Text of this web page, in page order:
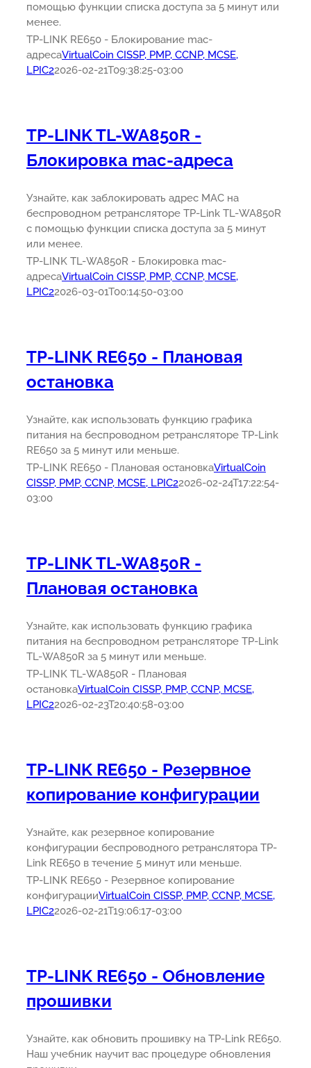
помощью функции списка доступа за 5 минут или
менее.
TP-LINK RE650 - Блокирование mac-
адресаVirtualCoin CISSP, PMP, CCNP, MCSE,
LPIC22026-02-21T09:38:25-03:00
TP-LINK TL-WA850R -
Блокировка mac-адреса
Узнайте, как заблокировать адрес MAC на
беспроводном ретрансляторе TP-Link TL-WA850R
с помощью функции списка доступа за 5 минут
или менее.
TP-LINK TL-WA850R - Блокировка mac-
адресаVirtualCoin CISSP, PMP, CCNP, MCSE,
LPIC22026-03-01T00:14:50-03:00
TP-LINK RE650 - Плановая
остановка
Узнайте, как использовать функцию графика
питания на беспроводном ретрансляторе TP-Link
RE650 за 5 минут или меньше.
TP-LINK RE650 - Плановая остановкаVirtualCoin
CISSP, PMP, CCNP, MCSE, LPIC22026-02-24T17:22:54-
03:00
TP-LINK TL-WA850R -
Плановая остановка
Узнайте, как использовать функцию графика
питания на беспроводном ретрансляторе TP-Link
TL-WA850R за 5 минут или меньше.
TP-LINK TL-WA850R - Плановая
остановкаVirtualCoin CISSP, PMP, CCNP, MCSE,
LPIC22026-02-23T20:40:58-03:00
TP-LINK RE650 - Резервное
копирование конфигурации
Узнайте, как резервное копирование
конфигурации беспроводного ретранслятора TP-
Link RE650 в течение 5 минут или меньше.
TP-LINK RE650 - Резервное копирование
конфигурацииVirtualCoin CISSP, PMP, CCNP, MCSE,
LPIC22026-02-21T19:06:17-03:00
TP-LINK RE650 - Обновление
прошивки
Узнайте, как обновить прошивку на TP-Link RE650.
Наш учебник научит вас процедуре обновления